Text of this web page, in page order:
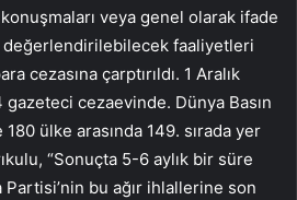
konuşmaları veya genel olarak ifade
değerlendirilebilecek faaliyetleri
cezasına çarptırıldı. 1 Aralık
cezaevinde. Dünya Basın
ülke arasında 149. sırada yer
“Sonuçta 5-6 aylık bir süre
Partisi’nin bu ağır ihlallerine son